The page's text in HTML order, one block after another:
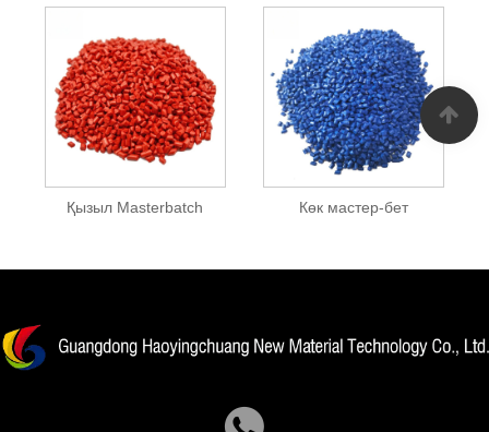
Қызыл Masterbatch Көк мастер-бет